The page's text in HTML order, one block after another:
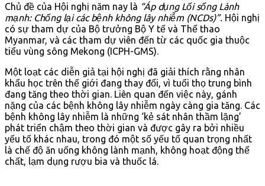
Chủ đề của Hội nghị năm nay là “Áp dụng Lối sống Lành
mạnh: Chống lại các bệnh không lây nhiễm (NCDs)”. Hội nghị
có sự tham dự của Bộ trưởng Bộ Y tế và Thể thao
Myanmar, và các tham dự viên đến từ các quốc gia thuộc
tiểu vùng sông Mekong (ICPH-GMS).
Một loạt các diễn giả tại hội nghị đã giải thích rằng nhân
khẩu học trên thế giới đang thay đổi, vì tuổi thọ trung bình
đang tăng theo thời gian. Liên quan đến việc này, gánh
nặng của các bệnh không lây nhiễm ngày càng gia tăng. Các
bệnh không lây nhiễm là những ‘kẻ sát nhân thầm lặng’
phát triển chậm theo thời gian và được gây ra bởi nhiều
yếu tố khác nhau, trong đó một số yếu tố quan trọng nhất
là chế độ ăn uống không lành mạnh, không hoạt động thể
chất, lạm dụng rượu bia và thuốc lá.